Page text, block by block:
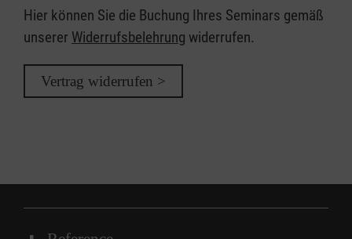
Hier können Sie die Buchung Ihres Seminars gemäß
unserer Widerrufsbelehrung widerrufen.
Vertrag widerrufen >